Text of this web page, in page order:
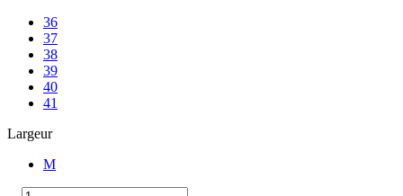
36
37
38
39
40
41
Largeur
M